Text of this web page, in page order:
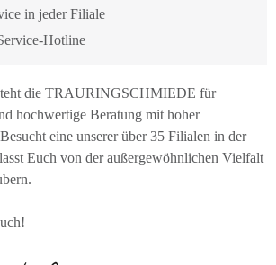
in jeder Filiale
Hotline
die TRAURINGSCHMIEDE für
hochwertige Beratung mit hoher
eine unserer über 35 Filialen in der
Euch von der außergewöhnlichen Vielfalt